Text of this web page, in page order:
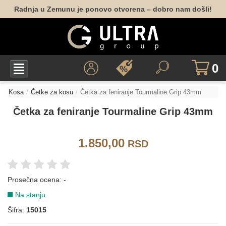
Radnja u Zemunu je ponovo otvorena – dobro nam došli!
0
Kosa Četke za kosu Četka za feniranje Tourmaline Grip 43mm
Četka za feniranje Tourmaline Grip 43mm
1.850,00RSD
Prosečna ocena: -
Na stanju
Šifra: 15015